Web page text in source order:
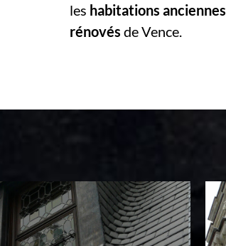
les habitations anciennes
rénovés de Vence.